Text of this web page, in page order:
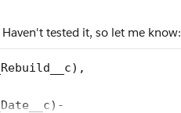
tested it, so let me know: